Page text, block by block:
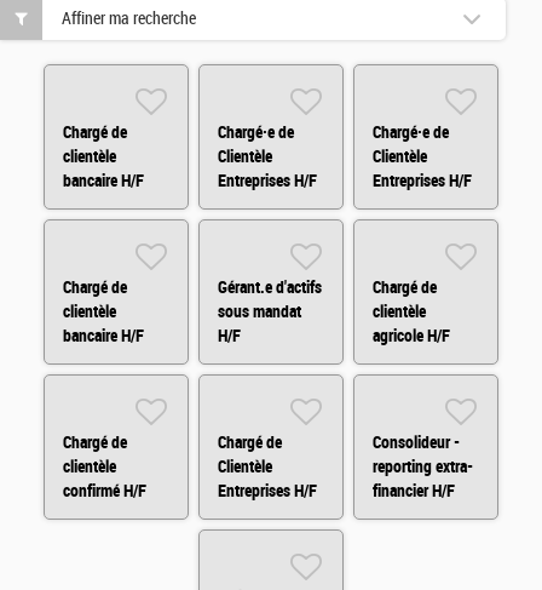
Chargé de
clientèle
bancaire H/F
Chargé·e de
Clientèle
Entreprises H/F
Chargé·e de
Clientèle
Entreprises H/F
Chargé de
clientèle
bancaire H/F
Gérant.e d'actifs
sous mandat
H/F
Chargé de
clientèle
agricole H/F
Chargé de
clientèle
confirmé H/F
Chargé de
Clientèle
Entreprises H/F
Consolideur -
reporting extra-
financier H/F
Affiner ma recherche